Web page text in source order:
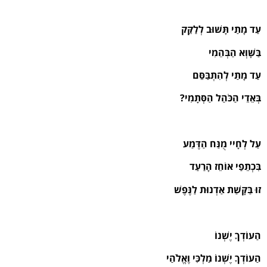
עַד מָתַי תָּשׁוּב לְלַקֵּק
בַּשָּׁוְא הַבְּהֵמִי
עַד מָתַי לְהִתְבַּסֵּם
בְּאֵדֵי הַכֹּהַל הַסְּתָמִי?
עַל לְחָיי מֻנַּח הַדֶּמַע
בִּכְתֵפַי אוֹחֵז הָרַעַד
זוּ בַּקָּשַׁת אַדְנוּת לַנֶּפֶשׁ
הַעוֹדְךָ יֶשְׁנוֹ
הַעוֹדְךָ יֶשְׁנוֹ מַלְכִּי וֶאֱלֹהַי